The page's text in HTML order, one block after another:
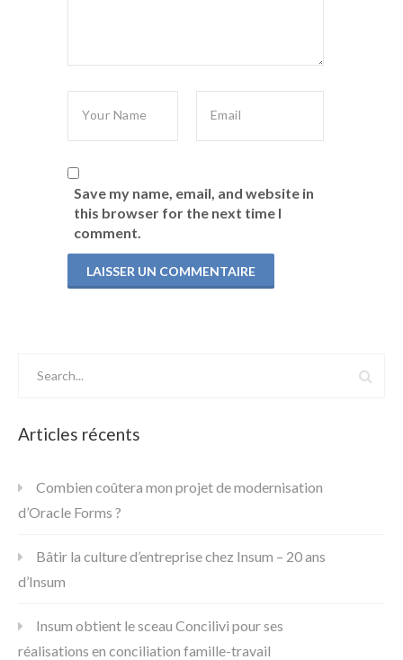
Save my name, email, and website in
this browser for the next time I
comment.
Articles récents
Combien coûtera mon projet de modernisation
d’Oracle Forms ?
Bâtir la culture d’entreprise chez Insum – 20 ans
d’Insum
Insum obtient le sceau Concilivi pour ses
réalisations en conciliation famille-travail